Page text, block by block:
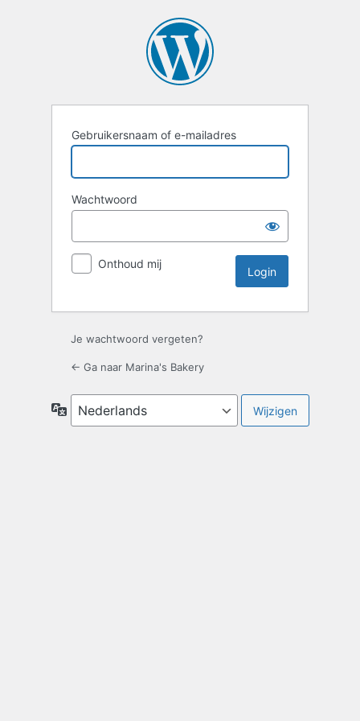
Gebruikersnaam of e-mailadres
Wachtwoord
Onthoud mij
Je wachtwoord vergeten?
← Ga naar Marina's Bakery
Taal